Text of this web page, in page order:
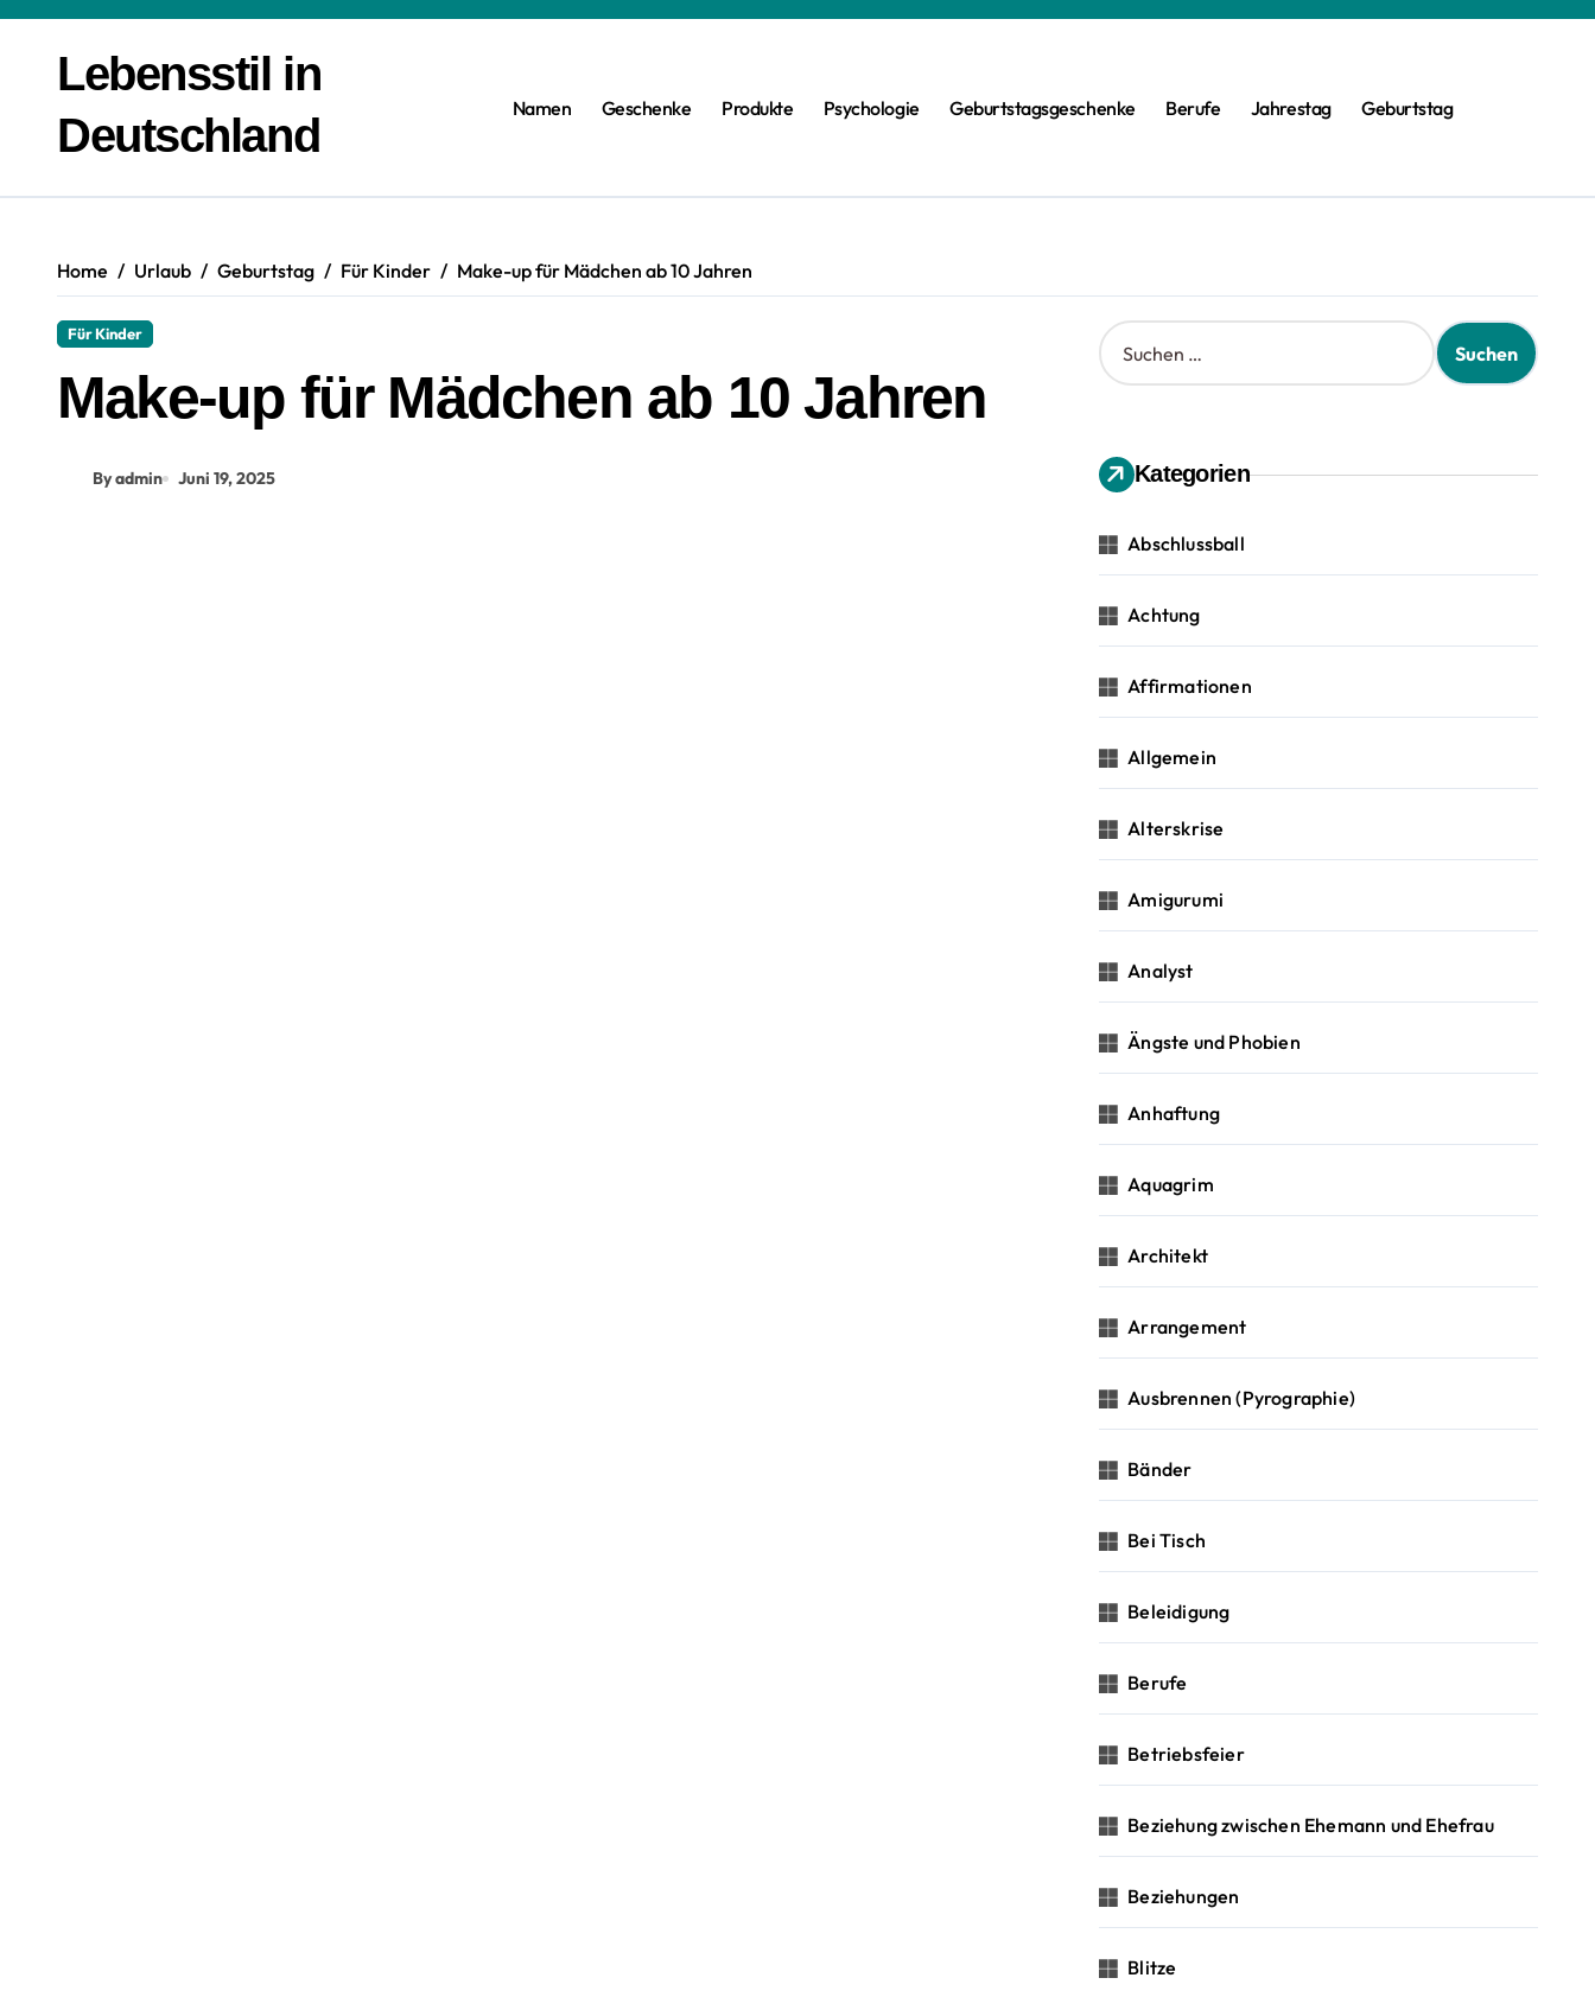
springenLebensstil in
Deutschland
Namen Geschenke Produkte Psychologie Geburtstagsgeschenke Berufe Jahrestag Geburtstag
Home Urlaub Geburtstag Für Kinder Make-up für Mädchen ab 10 Jahren
Für Kinder
Make-up für Mädchen ab 10 Jahren
By admin Juni 19, 2025
S
u
n
n
c
Kategorien
Abschlussball
Achtung
Affirmationen
Allgemein
Alterskrise
Amigurumi
Analyst
Ängste und Phobien
Anhaftung
Aquagrim
Architekt
Arrangement
Ausbrennen (Pyrographie)
Bänder
Bei Tisch
Beleidigung
Berufe
Betriebsfeier
Beziehung zwischen Ehemann und Ehefrau
Beziehungen
Blitze